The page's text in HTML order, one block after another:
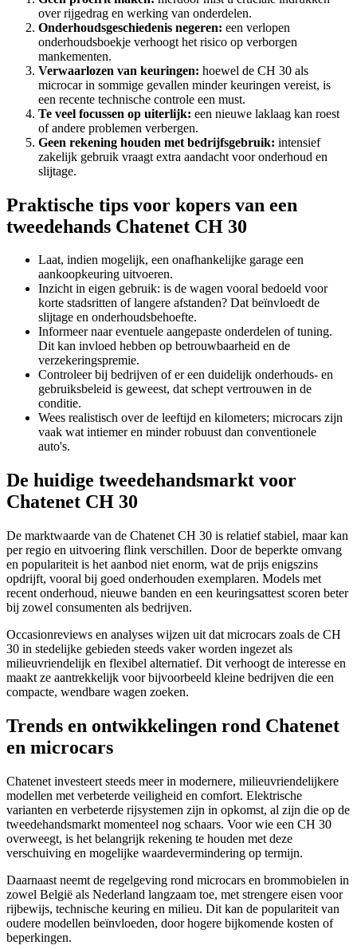
over rijgedrag en werking van onderdelen.
Onderhoudsgeschiedenis negeren: een verlopen
onderhoudsboekje verhoogt het risico op verborgen
mankementen.
Verwaarlozen van keuringen: hoewel de CH 30 als
microcar in sommige gevallen minder keuringen vereist, is
een recente technische controle een must.
Te veel focussen op uiterlijk: een nieuwe laklaag kan roest
of andere problemen verbergen.
Geen rekening houden met bedrijfsgebruik: intensief
zakelijk gebruik vraagt extra aandacht voor onderhoud en
slijtage.
Praktische tips voor kopers van een
tweedehands Chatenet CH 30
Laat, indien mogelijk, een onafhankelijke garage een
aankoopkeuring uitvoeren.
Inzicht in eigen gebruik: is de wagen vooral bedoeld voor
korte stadsritten of langere afstanden? Dat beïnvloedt de
slijtage en onderhoudsbehoefte.
Informeer naar eventuele aangepaste onderdelen of tuning.
Dit kan invloed hebben op betrouwbaarheid en de
verzekeringspremie.
Controleer bij bedrijven of er een duidelijk onderhouds- en
gebruiksbeleid is geweest, dat schept vertrouwen in de
conditie.
Wees realistisch over de leeftijd en kilometers; microcars zijn
vaak wat intiemer en minder robuust dan conventionele
auto's.
De huidige tweedehandsmarkt voor
Chatenet CH 30
De marktwaarde van de Chatenet CH 30 is relatief stabiel, maar kan
per regio en uitvoering flink verschillen. Door de beperkte omvang
en populariteit is het aanbod niet enorm, wat de prijs enigszins
opdrijft, vooral bij goed onderhouden exemplaren. Models met
recent onderhoud, nieuwe banden en een keuringsattest scoren beter
bij zowel consumenten als bedrijven.
Occasionreviews en analyses wijzen uit dat microcars zoals de CH
30 in stedelijke gebieden steeds vaker worden ingezet als
milieuvriendelijk en flexibel alternatief. Dit verhoogt de interesse en
maakt ze aantrekkelijk voor bijvoorbeeld kleine bedrijven die een
compacte, wendbare wagen zoeken.
Trends en ontwikkelingen rond Chatenet
en microcars
Chatenet investeert steeds meer in modernere, milieuvriendelijkere
modellen met verbeterde veiligheid en comfort. Elektrische
varianten en verbeterde rijsystemen zijn in opkomst, al zijn die op de
tweedehandsmarkt momenteel nog schaars. Voor wie een CH 30
overweegt, is het belangrijk rekening te houden met deze
verschuiving en mogelijke waardevermindering op termijn.
Daarnaast neemt de regelgeving rond microcars en brommobielen in
zowel België als Nederland langzaam toe, met strengere eisen voor
rijbewijs, technische keuring en milieu. Dit kan de populariteit van
oudere modellen beïnvloeden, door hogere bijkomende kosten of
beperkingen.